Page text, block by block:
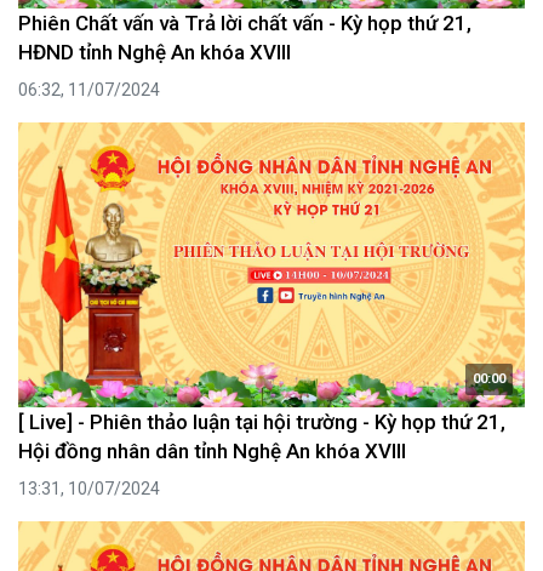
Phiên Chất vấn và Trả lời chất vấn - Kỳ họp thứ 21,
HĐND tỉnh Nghệ An khóa XVIII
06:32, 11/07/2024
00:00
[ Live] - Phiên thảo luận tại hội trường - Kỳ họp thứ 21,
Hội đồng nhân dân tỉnh Nghệ An khóa XVIII
13:31, 10/07/2024